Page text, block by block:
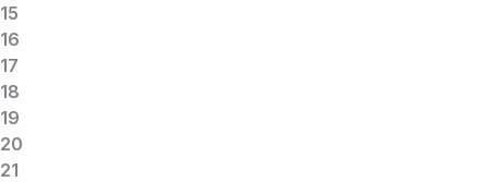
15
16
17
18
19
20
21